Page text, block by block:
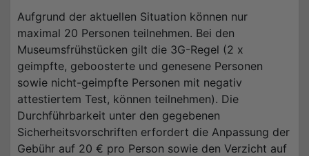
Aufgrund der aktuellen Situation können nur
maximal 20 Personen teilnehmen. Bei den
Museumsfrühstücken gilt die 3G-Regel (2 x
geimpfte, geboosterte und genesene Personen
sowie nicht-geimpfte Personen mit negativ
attestiertem Test, können teilnehmen). Die
Durchführbarkeit unter den gegebenen
Sicherheitsvorschriften erfordert die Anpassung der
Gebühr auf 20 € pro Person sowie den Verzicht auf